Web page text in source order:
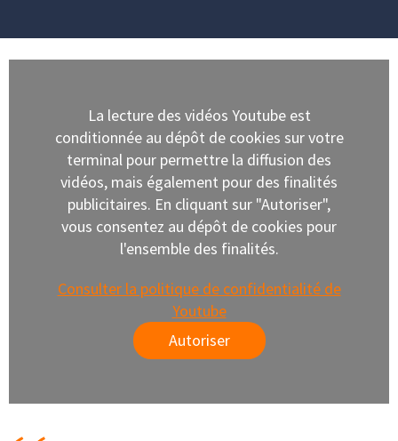
La lecture des vidéos Youtube est
conditionnée au dépôt de cookies sur votre
terminal pour permettre la diffusion des
vidéos, mais également pour des finalités
publicitaires. En cliquant sur "Autoriser",
vous consentez au dépôt de cookies pour
l'ensemble des finalités.
Consulter la politique de confidentialité de
Youtube
Autoriser